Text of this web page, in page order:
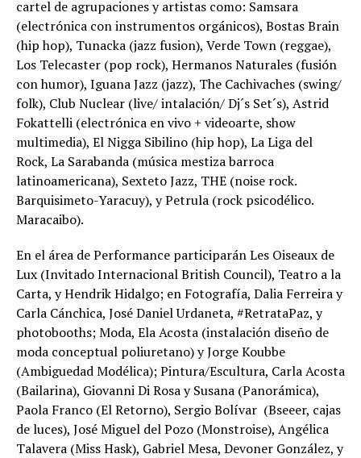
cartel de agrupaciones y artistas como: Samsara
(electrónica con instrumentos orgánicos), Bostas Brain
(hip hop), Tunacka (jazz fusion), Verde Town (reggae),
Los Telecaster (pop rock), Hermanos Naturales (fusión
con humor), Iguana Jazz (jazz), The Cachivaches (swing/
folk), Club Nuclear (live/ intalación/ Dj´s Set´s), Astrid
Fokattelli (electrónica en vivo + videoarte, show
multimedia), El Nigga Sibilino (hip hop), La Liga del
Rock, La Sarabanda (música mestiza barroca
latinoamericana), Sexteto Jazz, THE (noise rock.
Barquisimeto-Yaracuy), y Petrula (rock psicodélico.
Maracaibo).
En el área de Performance participarán Les Oiseaux de
Lux (Invitado Internacional British Council), Teatro a la
Carta, y Hendrik Hidalgo; en Fotografía, Dalia Ferreira y
Carla Cánchica, José Daniel Urdaneta, #RetrataPaz, y
photobooths; Moda, Ela Acosta (instalación diseño de
moda conceptual poliuretano) y Jorge Koubbe
(Ambiguedad Modélica); Pintura/Escultura, Carla Acosta
(Bailarina), Giovanni Di Rosa y Susana (Panorámica),
Paola Franco (El Retorno), Sergio Bolívar (Bseeer, cajas
de luces), José Miguel del Pozo (Monstroise), Angélica
Talavera (Miss Hask), Gabriel Mesa, Devoner González, y